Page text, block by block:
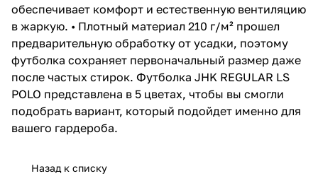
обеспечивает комфорт и естественную вентиляцию
в жаркую. • Плотный материал 210 г/м² прошел
предварительную обработку от усадки, поэтому
футболка сохраняет первоначальный размер даже
после частых стирок. Футболка JHK REGULAR LS
POLO представлена в 5 цветах, чтобы вы смогли
подобрать вариант, который подойдет именно для
вашего гардероба.
Назад к списку